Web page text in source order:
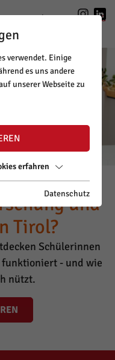
LOGIN|REGISTRIERUNG
und
Tirol?
Schülerinnen
funktioniert - und wie
nützt.
verwendet. Einige
es uns andere
unserer Webseite zu
erfahren
Datenschutz